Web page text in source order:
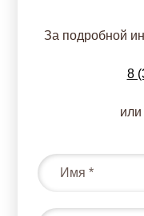
За подробной
8
или